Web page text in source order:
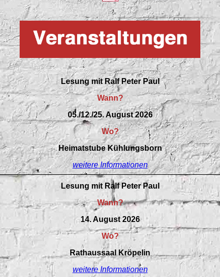
Lesung mit Ralf Peter Paul
Wann?
05./12./25. August 2026
Wo?
Heimatstube Kühlungsborn
weitere Informationen
Lesung mit Ralf Peter Paul
Wann?
14. August 2026
Wo?
Rathaussaal Kröpelin
weitere Informationen